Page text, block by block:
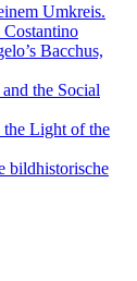
Umkreis.
Costantino
Bacchus,
the Social
the Light of the
bildhistorische